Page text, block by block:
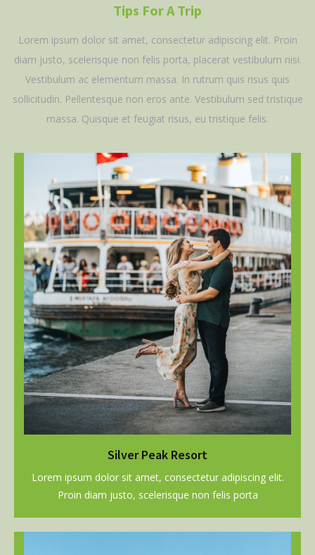
Tips For A Trip
Lorem ipsum dolor sit amet, consectetur adipiscing elit. Proin
diam justo, scelerisque non felis porta, placerat vestibulum nisi.
Vestibulum ac elementum massa. In rutrum quis risus quis
sollicitudin. Pellentesque non eros ante. Vestibulum sed tristique
massa. Quisque et feugiat risus, eu tristique felis.
Silver Peak Resort
Lorem ipsum dolor sit amet, consectetur adipiscing elit.
Proin diam justo, scelerisque non felis porta